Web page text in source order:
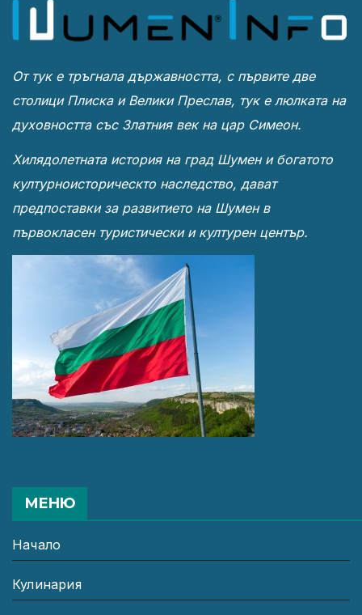
От тук е тръгнала държавността, с първите две
столици Плиска и Велики Преслав, тук е люлката на
духовността със Златния век на цар Симеон.
Хилядолетната история на град Шумен и богатото
културноисторическто наследство, дават
предпоставки за развитието на Шумен в
първокласен туристически и културен център.
МЕНЮ
Начало
Кулинария